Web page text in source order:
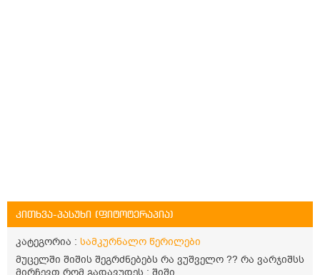
კითხვა-პასუხი (ფიტოტერაპია)
კატეგორია : სამკურნალო წერილები
მუცელში შიშის შეგრძნებებს რა ვუშველო ?? რა ვარჯიშსს
მირჩევთ რომ გადავუდეს : შიში